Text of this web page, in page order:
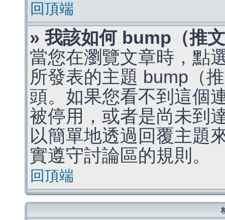
回頂端
» 我該如何 bump（推
當您在瀏覽文章時，點
所發表的主題 bump（
頭。如果您看不到這個
被停用，或者是尚未到
以簡單地透過回覆主題
實遵守討論區的規則。
回頂端